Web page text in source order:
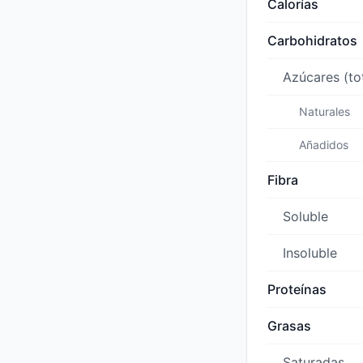
Calorías
Carbohidratos
Azúcares
Naturales
Añadidos
Fibra
Soluble
Insoluble
Proteínas
Grasas